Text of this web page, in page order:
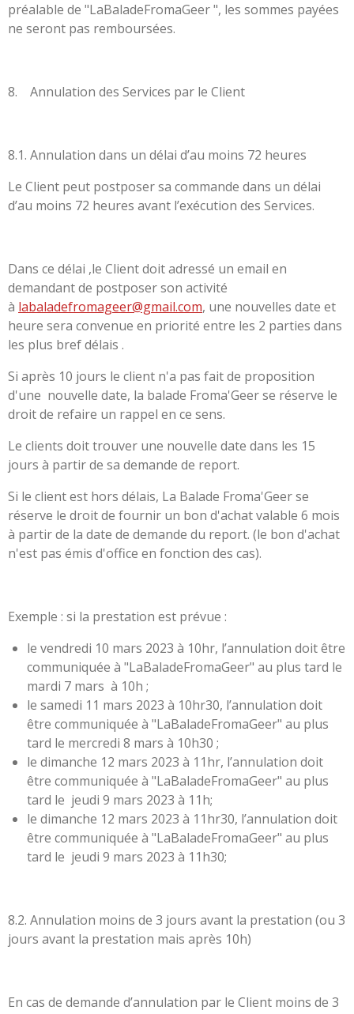
préalable de "LaBaladeFromaGeer ", les sommes payées
ne seront pas remboursées.
8. Annulation des Services par le Client
8.1. Annulation dans un délai d’au moins 72 heures
Le Client peut postposer sa commande dans un délai
d’au moins 72 heures avant l’exécution des Services.
Dans ce délai ,le Client doit adressé un email en
demandant de postposer son activité
à labaladefromageer@gmail.com, une nouvelles date et
heure sera convenue en priorité entre les 2 parties dans
les plus bref délais .
Si après 10 jours le client n'a pas fait de proposition
d'une nouvelle date, la balade Froma'Geer se réserve le
droit de refaire un rappel en ce sens.
Le clients doit trouver une nouvelle date dans les 15
jours à partir de sa demande de report.
Si le client est hors délais, La Balade Froma'Geer se
réserve le droit de fournir un bon d'achat valable 6 mois
à partir de la date de demande du report. (le bon d'achat
n'est pas émis d'office en fonction des cas).
Exemple : si la prestation est prévue :
le vendredi 10 mars 2023 à 10hr, l’annulation doit être
communiquée à "LaBaladeFromaGeer" au plus tard le
mardi 7 mars à 10h ;
le samedi 11 mars 2023 à 10hr30, l’annulation doit
être communiquée à "LaBaladeFromaGeer" au plus
tard le mercredi 8 mars à 10h30 ;
le dimanche 12 mars 2023 à 11hr, l’annulation doit
être communiquée à "LaBaladeFromaGeer" au plus
tard le jeudi 9 mars 2023 à 11h;
le dimanche 12 mars 2023 à 11hr30, l’annulation doit
être communiquée à "LaBaladeFromaGeer" au plus
tard le jeudi 9 mars 2023 à 11h30;
8.2. Annulation moins de 3 jours avant la prestation (ou 3
jours avant la prestation mais après 10h)
En cas de demande d’annulation par le Client moins de 3